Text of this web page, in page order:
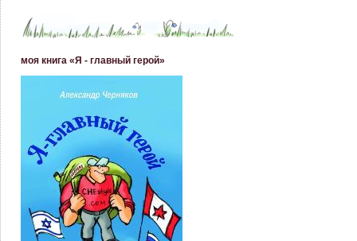
моя книга «Я - главный герой»